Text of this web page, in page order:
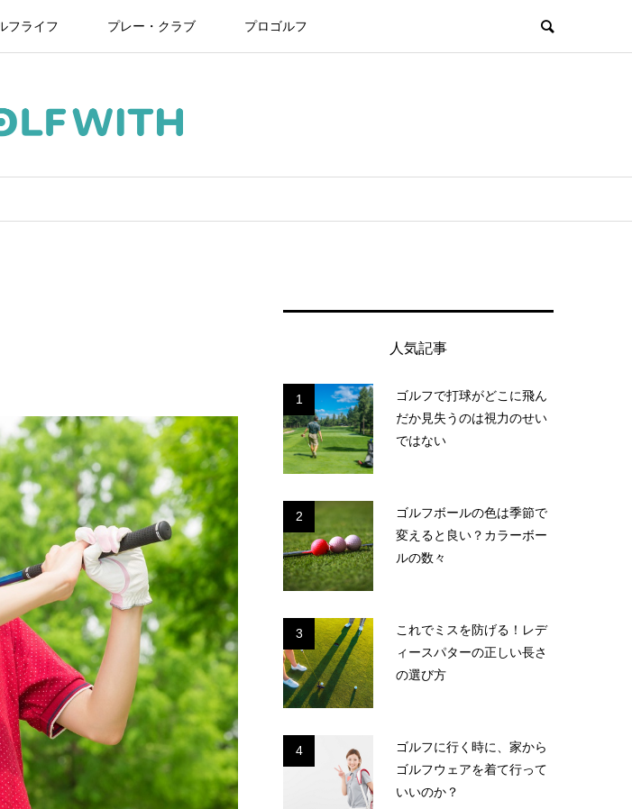
フライフ プレー・クラブ プロゴルフ
人気記事
1
ゴルフで打球がどこに飛ん
だか見失うのは視力のせい
ではない
2
ゴルフボールの色は季節で
変えると良い？カラーボー
ルの数々
3
これでミスを防げる！レデ
ィースパターの正しい長さ
の選び方
4
ゴルフに行く時に、家から
ゴルフウェアを着て行って
いいのか？